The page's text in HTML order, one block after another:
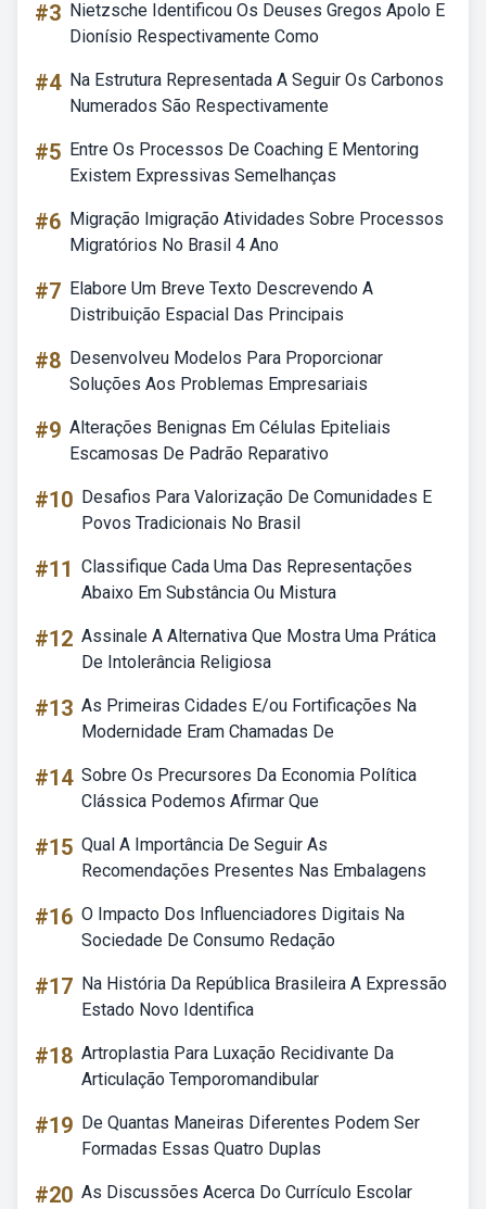
#3 Nietzsche Identificou Os Deuses Gregos Apolo E
Dionísio Respectivamente Como
#4 Na Estrutura Representada A Seguir Os Carbonos
Numerados São Respectivamente
#5 Entre Os Processos De Coaching E Mentoring
Existem Expressivas Semelhanças
#6 Migração Imigração Atividades Sobre Processos
Migratórios No Brasil 4 Ano
#7 Elabore Um Breve Texto Descrevendo A
Distribuição Espacial Das Principais
#8 Desenvolveu Modelos Para Proporcionar
Soluções Aos Problemas Empresariais
#9 Alterações Benignas Em Células Epiteliais
Escamosas De Padrão Reparativo
#10 Desafios Para Valorização De Comunidades E
Povos Tradicionais No Brasil
#11 Classifique Cada Uma Das Representações
Abaixo Em Substância Ou Mistura
#12 Assinale A Alternativa Que Mostra Uma Prática
De Intolerância Religiosa
#13 As Primeiras Cidades E/ou Fortificações Na
Modernidade Eram Chamadas De
#14 Sobre Os Precursores Da Economia Política
Clássica Podemos Afirmar Que
#15 Qual A Importância De Seguir As
Recomendações Presentes Nas Embalagens
#16 O Impacto Dos Influenciadores Digitais Na
Sociedade De Consumo Redação
#17 Na História Da República Brasileira A Expressão
Estado Novo Identifica
#18 Artroplastia Para Luxação Recidivante Da
Articulação Temporomandibular
#19 De Quantas Maneiras Diferentes Podem Ser
Formadas Essas Quatro Duplas
#20 As Discussões Acerca Do Currículo Escolar